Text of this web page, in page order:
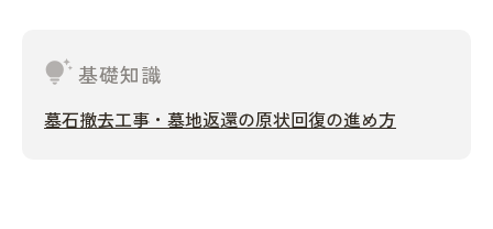
tips_and_updates基礎知識
墓石撤去工事・墓地返還の原状回復の進め方